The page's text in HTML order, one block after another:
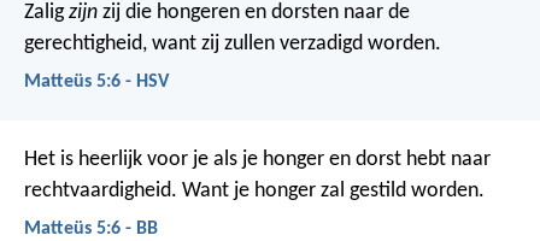
Zaligzijn zij die hongeren en dorsten naar de
gerechtigheid, want zij zullen verzadigd worden.
Matteüs 5:6 - HSV
Het is heerlijk voor je als je honger en dorst hebt naar
rechtvaardigheid. Want je honger zal gestild worden.
Matteüs 5:6 - BB